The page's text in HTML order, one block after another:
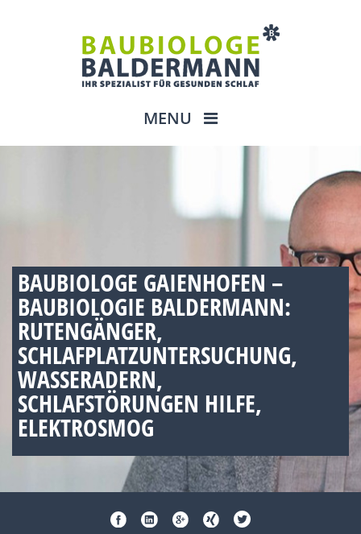
MENU
BAUBIOLOGE GAIENHOFEN –
BAUBIOLOGIE BALDERMANN:
RUTENGÄNGER,
SCHLAFPLATZUNTERSUCHUNG,
WASSERADERN,
SCHLAFSTÖRUNGEN HILFE,
ELEKTROSMOG